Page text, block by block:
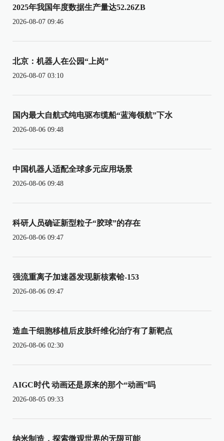
2025年我国年度数据生产量达52.26ZB
2026-08-07 09:46
北京：机器人在公园“上岗”
2026-08-07 03:10
国内最大自航式纯电驱布缆船“蓝海领航”下水
2026-08-06 09:48
中国机器人适配全球多元应用场景
2026-08-06 09:48
科研人员确证新型粒子“胶球”的存在
2026-08-06 09:47
强流重离子加速器发现新核素铪-153
2026-08-06 09:47
造血干细胞移植后皮肤纤维化治疗有了新靶点
2026-08-06 02:30
AIGC时代 动画还是原来的那个“动画”吗
2026-08-05 09:33
纳米制造，探索微观世界的无限可能